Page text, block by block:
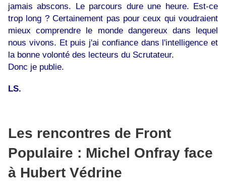
jamais abscons. Le parcours dure une heure. Est-ce
trop long ? Certainement pas pour ceux qui voudraient
mieux comprendre le monde dangereux dans lequel
nous vivons. Et puis j'ai confiance dans l'intelligence et
la bonne volonté des lecteurs du Scrutateur.
Donc je publie.
LS.
Les rencontres de Front
Populaire : Michel Onfray face
à Hubert Védrine